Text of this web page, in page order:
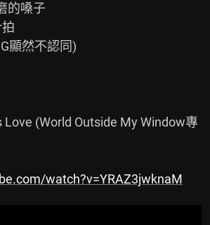
的嗓子
顯然不認同)
Love (World Outside My Window專
watch?v=YRAZ3jwknaM